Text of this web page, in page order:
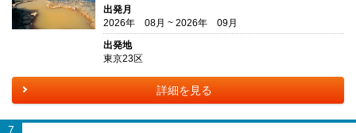
出発月
2026年 08月 ~ 2026年 09月
出発地
東京23区
詳細を見る
7